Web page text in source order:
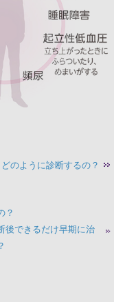
どのように診断するの？
？
後できるだけ早期に治